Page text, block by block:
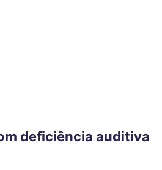
deficiência auditiva